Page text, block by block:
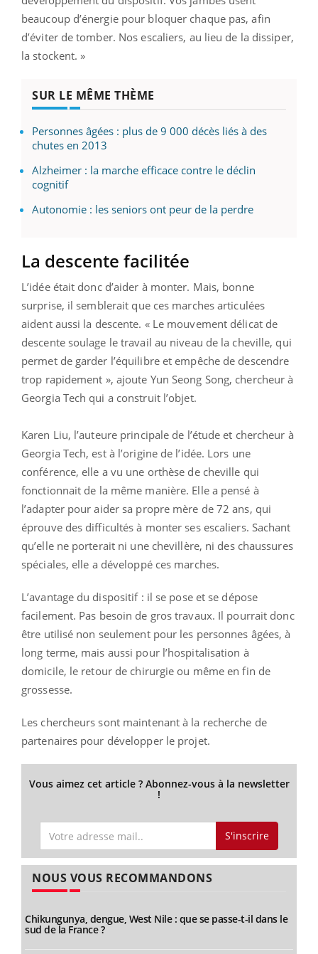
beaucoup d’énergie pour bloquer chaque pas, afin
d’éviter de tomber. Nos escaliers, au lieu de la dissiper,
la stockent. »
SUR LE MÊME THÈME
Personnes âgées : plus de 9 000 décès liés à des
chutes en 2013
Alzheimer : la marche efficace contre le déclin
cognitif
Autonomie : les seniors ont peur de la perdre
La descente facilitée
L’idée était donc d’aider à monter. Mais, bonne
surprise, il semblerait que ces marches articulées
aident aussi la descente. « Le mouvement délicat de
descente soulage le travail au niveau de la cheville, qui
permet de garder l’équilibre et empêche de descendre
trop rapidement », ajoute Yun Seong Song, chercheur à
Georgia Tech qui a construit l’objet.
Karen Liu, l’auteure principale de l’étude et chercheur à
Georgia Tech, est à l’origine de l’idée. Lors une
conférence, elle a vu une orthèse de cheville qui
fonctionnait de la même manière. Elle a pensé à
l’adapter pour aider sa propre mère de 72 ans, qui
éprouve des difficultés à monter ses escaliers. Sachant
qu’elle ne porterait ni une chevillère, ni des chaussures
spéciales, elle a développé ces marches.
L’avantage du dispositif : il se pose et se dépose
facilement. Pas besoin de gros travaux. Il pourrait donc
être utilisé non seulement pour les personnes âgées, à
long terme, mais aussi pour l’hospitalisation à
domicile, le retour de chirurgie ou même en fin de
grossesse.
Les chercheurs sont maintenant à la recherche de
partenaires pour développer le projet.
Vous aimez cet article ? Abonnez-vous à la newsletter
!
S'inscrire
NOUS VOUS RECOMMANDONS
Chikungunya, dengue, West Nile : que se passe-t-il dans le
sud de la France ?